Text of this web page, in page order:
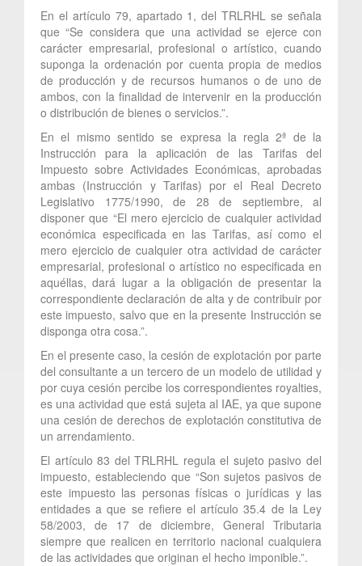
En el artículo 79, apartado 1, del TRLRHL se señala
que “Se considera que una actividad se ejerce con
carácter empresarial, profesional o artístico, cuando
suponga la ordenación por cuenta propia de medios
de producción y de recursos humanos o de uno de
ambos, con la finalidad de intervenir en la producción
o distribución de bienes o servicios.”.
En el mismo sentido se expresa la regla 2ª de la
Instrucción para la aplicación de las Tarifas del
Impuesto sobre Actividades Económicas, aprobadas
ambas (Instrucción y Tarifas) por el Real Decreto
Legislativo 1775/1990, de 28 de septiembre, al
disponer que “El mero ejercicio de cualquier actividad
económica especificada en las Tarifas, así como el
mero ejercicio de cualquier otra actividad de carácter
empresarial, profesional o artístico no especificada en
aquéllas, dará lugar a la obligación de presentar la
correspondiente declaración de alta y de contribuir por
este impuesto, salvo que en la presente Instrucción se
disponga otra cosa.”.
En el presente caso, la cesión de explotación por parte
del consultante a un tercero de un modelo de utilidad y
por cuya cesión percibe los correspondientes royalties,
es una actividad que está sujeta al IAE, ya que supone
una cesión de derechos de explotación constitutiva de
un arrendamiento.
El artículo 83 del TRLRHL regula el sujeto pasivo del
impuesto, estableciendo que “Son sujetos pasivos de
este impuesto las personas físicas o jurídicas y las
entidades a que se refiere el artículo 35.4 de la Ley
58/2003, de 17 de diciembre, General Tributaria
siempre que realicen en territorio nacional cualquiera
de las actividades que originan el hecho imponible.”.